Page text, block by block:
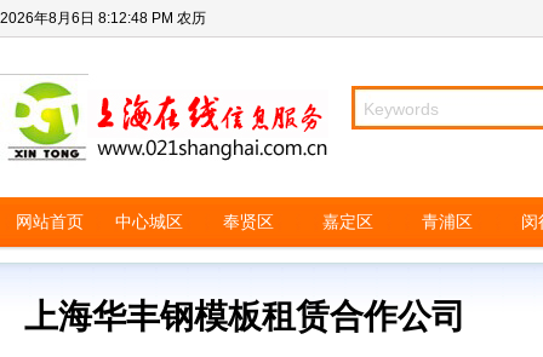
2026年8月6日 8:12:48 PM 农历
网站首页 中心城区 奉贤区 嘉定区 青浦区 闵
上海华丰钢模板租赁合作公司